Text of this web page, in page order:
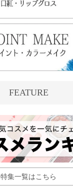
FEATURE
特集一覧はこちら